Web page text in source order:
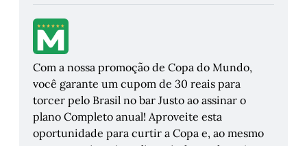
Com a nossa promoção de Copa do Mundo,
você garante um cupom de 30 reais para
torcer pelo Brasil no bar Justo ao assinar o
plano Completo anual! Aproveite esta
oportunidade para curtir a Copa e, ao mesmo